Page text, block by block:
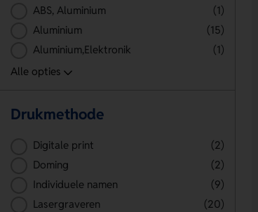
ABS, Aluminium
(1)
Aluminium
(15)
Aluminium,Elektronik
(1)
Drukmethode
Digitale print
(2)
Doming
(2)
Individuele namen
(9)
Lasergraveren
(20)